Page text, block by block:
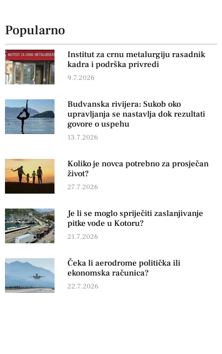
Popularno
Institut za crnu metalurgiju rasadnik
kadra i podrška privredi
9.7.2026
Budvanska rivijera: Sukob oko
upravljanja se nastavlja dok rezultati
govore o uspehu
13.7.2026
Koliko je novca potrebno za prosječan
život?
27.7.2026
Je li se moglo spriječiti zaslanjivanje
pitke vode u Kotoru?
21.7.2026
Čeka li aerodrome politička ili
ekonomska računica?
22.7.2026